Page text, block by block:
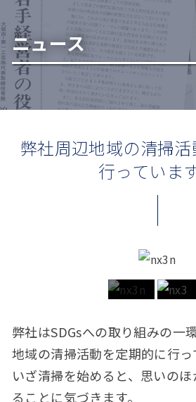
ニュース
弊社周辺地域の清掃
行っています
弊社はSDGsへの取り組みの一
地域の清掃活動を定期的に行っ
いざ清掃を始めると、思いの
ることに気づきます。